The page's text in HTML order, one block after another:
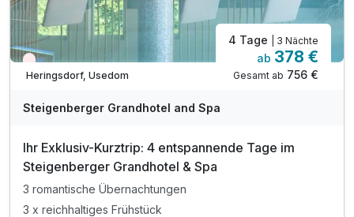
WAR
202
Wieder frei ab September
Heringsdorf, Usedom
4 Tage | 3 Nächte
ab 378 €
Gesamt ab 756 €
Steigenberger Grandhotel and Spa
Ihr Exklusiv-Kurztrip: 4 entspannende Tage im
Steigenberger Grandhotel & Spa
3 romantische Übernachtungen
3 x reichhaltiges Frühstück